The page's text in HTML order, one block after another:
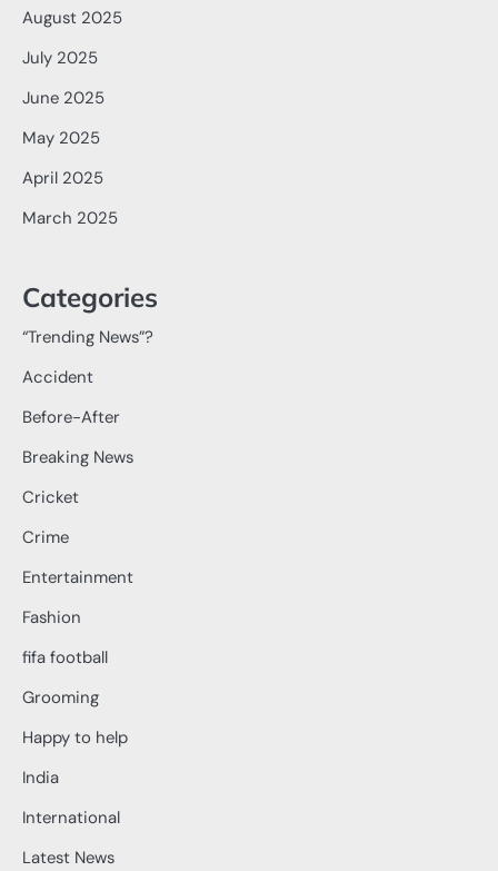
August 2025
July 2025
June 2025
May 2025
April 2025
March 2025
Categories
“Trending News”?
Accident
Before-After
Breaking News
Cricket
Crime
Entertainment
Fashion
fifa football
Grooming
Happy to help
India
International
Latest News